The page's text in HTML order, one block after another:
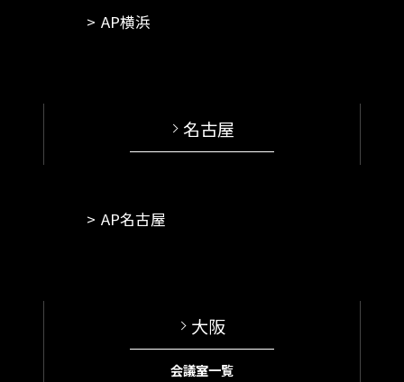
AP横浜
名古屋
AP名古屋
大阪
会議室一覧